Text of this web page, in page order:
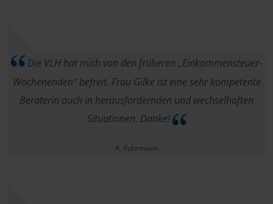
Die VLH hat mich von den früheren „Einkommensteuer-
Wochenenden“ befreit. Frau Gilke ist eine sehr kompetente
Beraterin auch in herausfordernden und wechselhaften
Situationen. Danke!
A. Fuhrmann